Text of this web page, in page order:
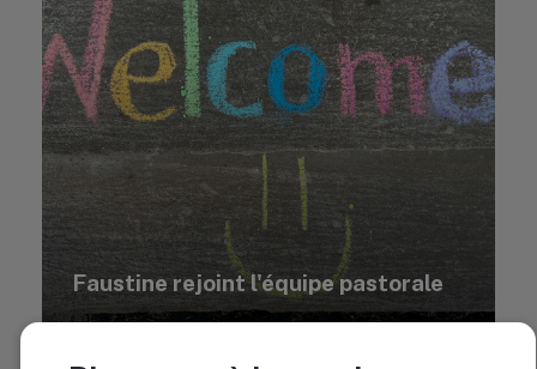
Faustine rejoint l'équipe pastorale